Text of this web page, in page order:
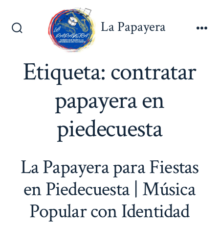
Alternar
La Papayera
Etiqueta:contratar
papayera en
piedecuesta
La Papayera para Fiestas
en Piedecuesta | Música
Popular con Identidad